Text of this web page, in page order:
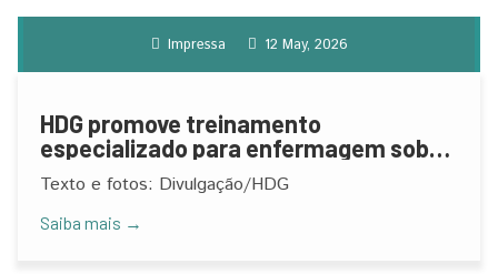
Impressa 12 May, 2026
HDG promove treinamento
especializado para enfermagem sobre
lesões de pele
Texto e fotos: Divulgação/HDG
Saiba mais →